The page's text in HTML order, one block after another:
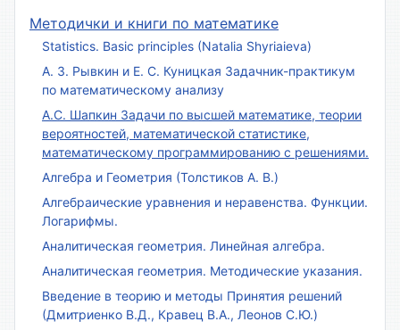
Методички и книги по математике
Statistics. Basic principles (Natalia Shyriaieva)
А. З. Рывкин и Е. С. Куницкая Задачник-практикум
по математическому анализу
А.С. Шапкин Задачи по высшей математике, теории
вероятностей, математической статистике,
математическому программированию с решениями.
Алгебра и Геометрия (Толстиков А. В.)
Алгебраические уравнения и неравенства. Функции.
Логарифмы.
Аналитическая геометрия. Линейная алгебра.
Аналитическая геометрия. Методические указания.
Введение в теорию и методы Принятия решений
(Дмитриенко В.Д., Кравец В.А., Леонов С.Ю.)